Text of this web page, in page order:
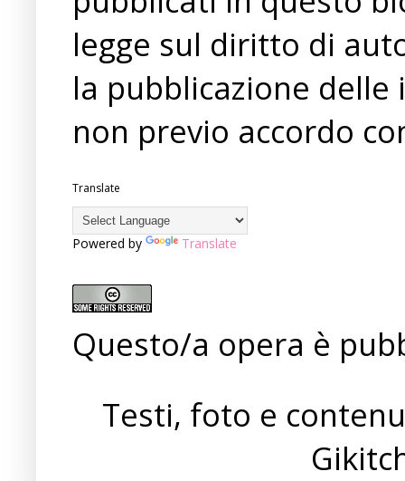
legge sul diritto di
la pubblicazione
non previo accordo
Translate
Powered by Translate
Questo/a opera è
Testi, foto e